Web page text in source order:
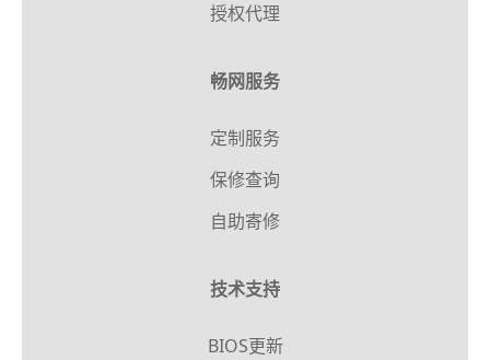
授权代理
畅网服务
定制服务
保修查询
自助寄修
技术支持
BIOS更新